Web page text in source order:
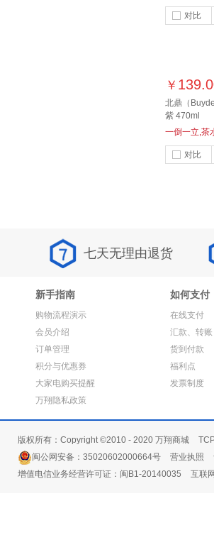
隔热
对比
￥
北鼎（
紫 470ml
一倒一立,茶
对比
七天无理由退货
新手指南
购物流程演示
会员介绍
订单管理
积分与优惠券
大家电购买提醒
万翔隐私政策
如何支付
在线支付
汇款、转账
货到付款
福利点
发票制度
版权所有：Copyright ©2010 - 2020 万翔商城
闽公网安备：35020602000664号
营业执照
增值电信业务经营许可证：闽B1-20140035
互联